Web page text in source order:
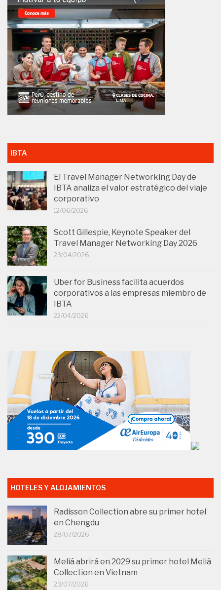
IBTA
El Travel Manager Networking Day de
IBTA analiza el valor estratégico del viaje
corporativo
12/06/2026
Scott Gillespie, Keynote Speaker del
Travel Manager Networking Day 2026
23/04/2026
Uber for Business facilita acuerdos
corporativos a las empresas miembro de
IBTA
22/04/2026
HOTELES Y ALOJAMIENTOS
Radisson Collection abre su primer hotel
en Chengdu
28/07/2026
Meliá abrirá en 2029 su primer hotel Meliá
Collection en Vietnam
23/07/2026